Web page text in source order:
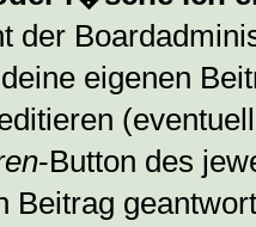
der
deine eigenen
-Button des
Beitrag